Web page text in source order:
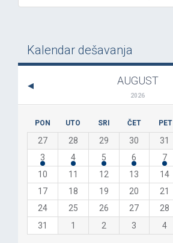
Kalendar dešavanja
AUGUST
2026
PON UTO SRI ČET PET
27 28 29 30 31
3
4 5 6 7
10
11 12 13 14
17
18 19 20 21
24
25 26 27 28
31
1 2 3 4